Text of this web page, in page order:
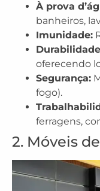
À prova
banheiros,
Imunidade:
oferecendo
Segurança:
fogo).
ferragens,
2. Móveis